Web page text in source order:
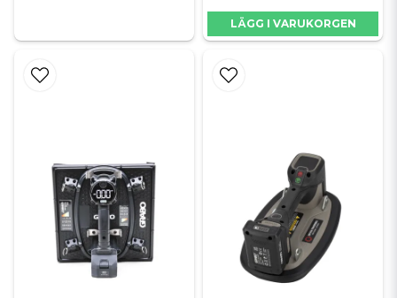
och digitala displayer som automatiskt övervakar trycket. Skulle
suget sjunka startar pumpen automatiskt för att återställa trycket och
och väl för en hel dags arbete. En annan vanlig fundering är om de
fungerar på alla material och svaret är att de är speciellt utvecklade
LÄGG I VARUKORGEN